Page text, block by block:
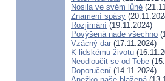
Nosila ve svém lůně
Znamení spásy
Rozjímání (19.11.2024)
Povýšená nade všechno
Vzácný dar (17.11.2024)
K lidskému životu
Neodloučit se od Tebe
Doporučení (14.11.2024)